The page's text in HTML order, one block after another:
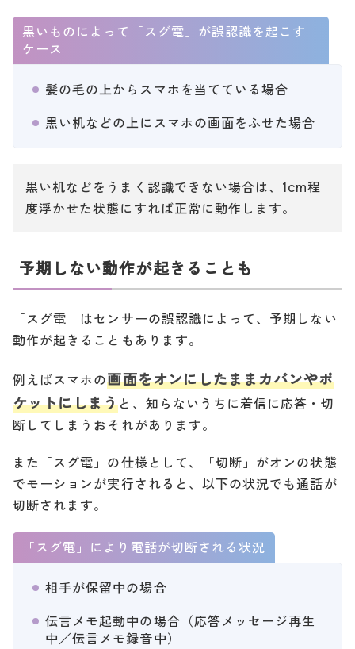
黒いものによって「スグ電」が誤認識を起こす
ケース
髪の毛の上からスマホを当てている場合
黒い机などの上にスマホの画面をふせた場合
黒い机などをうまく認識できない場合は、1cm程
度浮かせた状態にすれば正常に動作します。
予期しない動作が起きることも
「スグ電」はセンサーの誤認識によって、予期しない
動作が起きることもあります。
例えばスマホの画面をオンにしたままカバンやポ
ケットにしまうと、知らないうちに着信に応答・切
断してしまうおそれがあります。
また「スグ電」の仕様として、「切断」がオンの状態
でモーションが実行されると、以下の状況でも通話が
切断されます。
「スグ電」により電話が切断される状況
相手が保留中の場合
伝言メモ起動中の場合（応答メッセージ再生
中／伝言メモ録音中）